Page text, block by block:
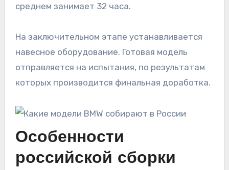
среднем занимает 32 часа.
На заключительном этапе устанавливается
навесное оборудование. Готовая модель
отправляется на испытания, по результатам
которых производится финальная доработка.
Особенности
российской сборки